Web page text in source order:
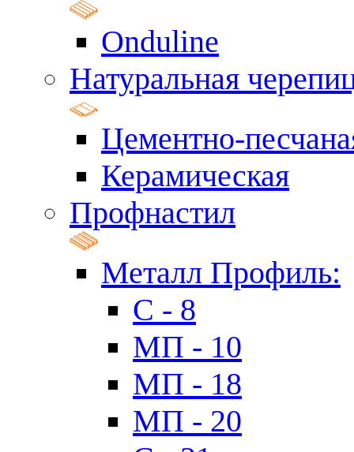
Onduline
Натуральная
Цементно-
Керамическая
Профнастил
Металл Профиль:
C - 8
МП - 10
МП - 18
МП - 20